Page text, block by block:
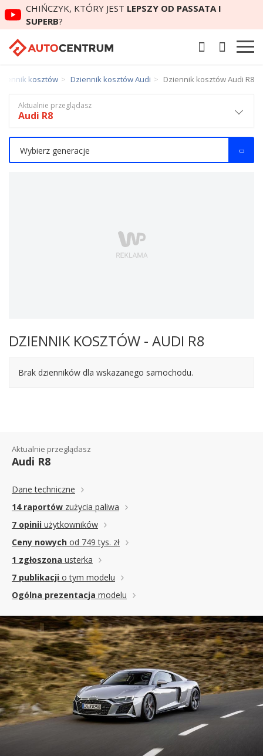
CHIŃCZYK, KTÓRY JEST LEPSZY OD PASSATA I
SUPERB?
kosztów Dziennik kosztów Audi Dziennik kosztów Audi R8
DZIENNIK KOSZTÓW - AUDI R8
Brak dzienników dla wskazanego samochodu.
Aktualnie przeglądasz
Audi R8
Wybierz generacje
Aktualnie przeglądasz
Audi R8
Dane techniczne
14 raportów zużycia paliwa
7 opinii użytkowników
Ceny nowych od 749 tys. zł
1 zgłoszona usterka
7 publikacji o tym modelu
Ogólna prezentacja modelu